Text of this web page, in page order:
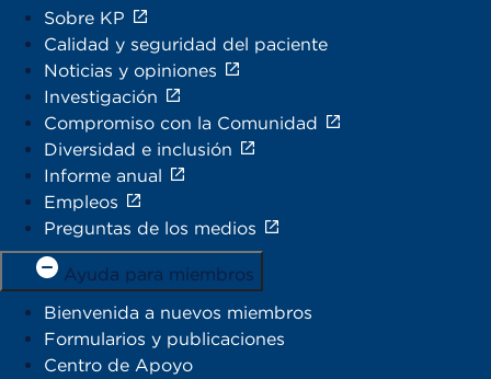
Sobre KP
Calidad y seguridad del paciente
Noticias y opiniones
Investigación
Compromiso con la Comunidad
Diversidad e inclusión
Informe anual
Empleos
Preguntas de los medios
Ayuda para miembros
Bienvenida a nuevos miembros
Formularios y publicaciones
Centro de Apoyo